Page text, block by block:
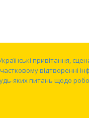
привітання,
відтворенні
яких питань щодо